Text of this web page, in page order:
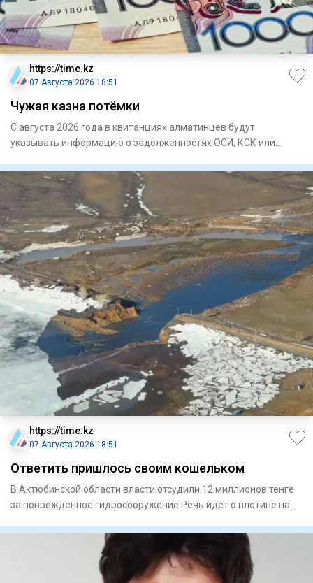
https://time.kz
07 Августа 2026 18:51
Чужая казна потёмки
С августа 2026 года в квитанциях алматинцев будут
указывать информацию о задолженностях ОСИ, КСК или
https://time.kz
07 Августа 2026 18:51
Ответить пришлось своим кошельком
В Актюбинской области власти отсудили 12 миллионов тенге
за поврежденное гидросооружение Речь идет о плотине на